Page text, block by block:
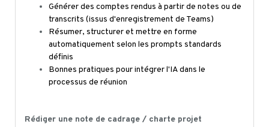
Générer des comptes rendus à partir de notes ou de
transcrits (issus d'enregistrement de Teams)
Résumer, structurer et mettre en forme
automatiquement selon les prompts standards
définis
Bonnes pratiques pour intégrer l'IA dans le
processus de réunion
Rédiger une note de cadrage / charte projet